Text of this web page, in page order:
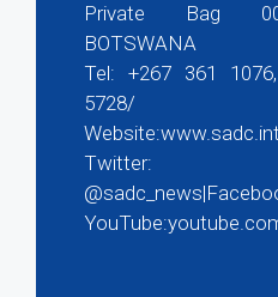
Private Bag
BOTSWANA
Tel: +267 361
5728/
Website:www.sadc.int
Twitter: